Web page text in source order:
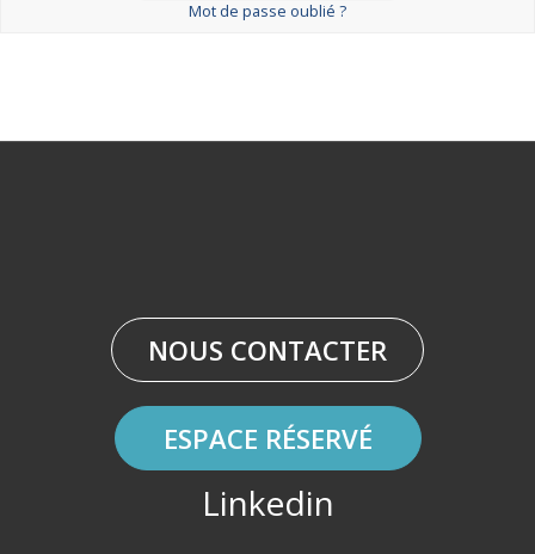
Mot de passe oublié ?
NOUS CONTACTER
ESPACE RÉSERVÉ
Linkedin